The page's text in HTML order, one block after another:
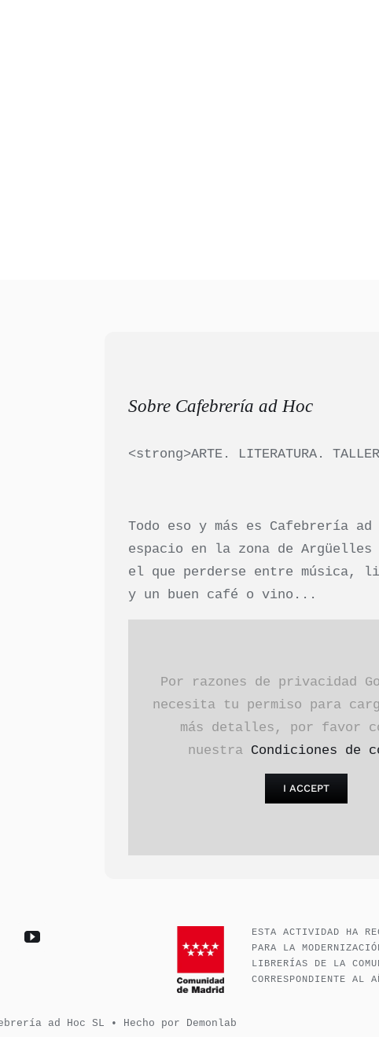
Sobre Cafebrería ad Hoc
<strong>ARTE. LITERATURA.
Todo eso y más es Cafebrería ad
espacio en la zona de Argüelles
el que perderse entre música,
y un buen café o vino...
Por razones de privacidad
necesita tu permiso para
más detalles, por favor
nuestra Condiciones de
I ACCEPT
ESTA ACTIVIDAD HA
PARA LA
LIBRERÍAS DE LA
CORRESPONDIENTE AL
ad Hoc SL • Hecho por Demonlab